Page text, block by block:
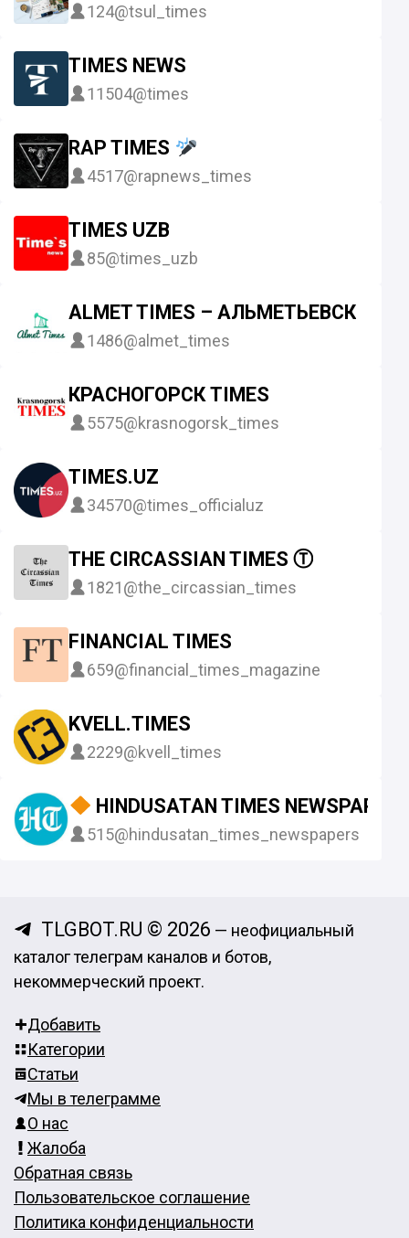
124@tsul_times
TIMES NEWS
11504@times
RAP TIMES
4517@rapnews_times
TIMES UZB
85@times_uzb
ALMET TIMES – АЛЬМЕТЬЕВСК
1486@almet_times
КРАСНОГОРСК TIMES
5575@krasnogorsk_times
TIMES.UZ
34570@times_officialuz
THE CIRCASSIAN TIMES Ⓣ
1821@the_circassian_times
FINANCIAL TIMES
659@financial_times_magazine
KVELL.TIMES
2229@kvell_times
HINDUSATAN TIMES NEWSPAPER
515@hindusatan_times_newspapers
TLGBOT.RU © 2026 — неофициальный
каталог телеграм каналов и ботов,
некоммерческий проект.
Добавить
Категории
Статьи
Мы в телеграмме
О нас
Жалоба
Обратная связь
Пользовательское соглашение
Политика конфиденциальности